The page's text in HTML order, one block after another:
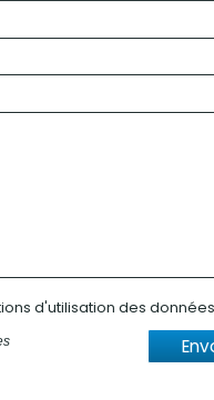
d'utilisation des